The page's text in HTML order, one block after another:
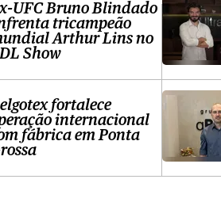
UFC Bruno Blindado
tricampeão
Arthur Lins no
Show
fortalece
internacional
fábrica em Ponta